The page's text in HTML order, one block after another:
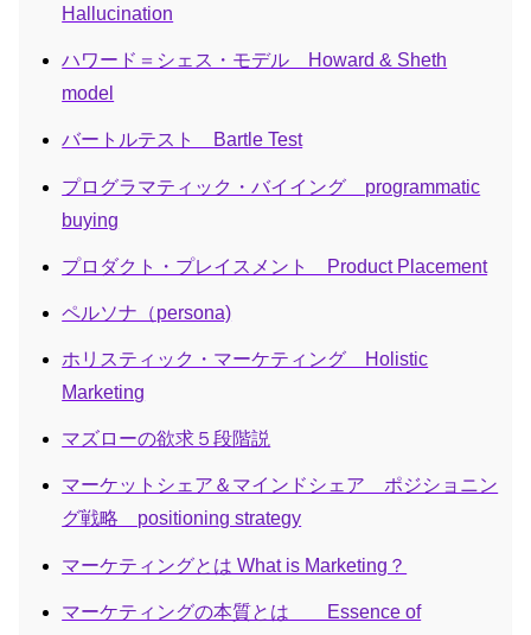
Hallucination
ハワード＝シェス・モデル Howard & Sheth
model
バートルテスト Bartle Test
プログラマティック・バイイング programmatic
buying
プロダクト・プレイスメント Product Placement
ペルソナ（persona)
ホリスティック・マーケティング Holistic
Marketing
マズローの欲求５段階説
マーケットシェア＆マインドシェア ポジショニン
グ戦略 positioning strategy
マーケティングとは What is Marketing？
マーケティングの本質とは Essence of